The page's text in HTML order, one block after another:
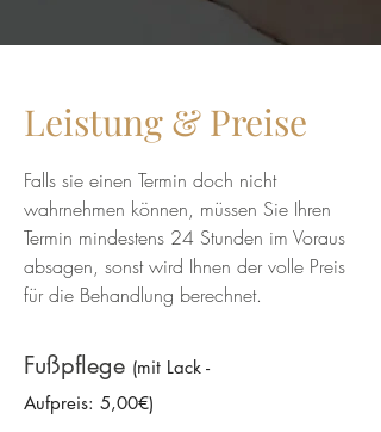
Leistung & Preise
Falls sie einen Termin doch nicht
wahrnehmen können, müssen Sie Ihren
Termin mindestens 24 Stunden im Voraus
absagen, sonst wird Ihnen der volle Preis
für die Behandlung berechnet.
Fußpflege (mit Lack -
Aufpreis: 5,00€)